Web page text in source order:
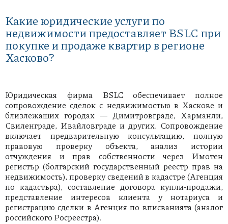
Какие юридические услуги по
недвижимости предоставляет BSLC при
покупке и продаже квартир в регионе
Хасково?
Юридическая фирма BSLC обеспечивает полное
сопровождение сделок с недвижимостью в Хаскове и
близлежащих городах — Димитровграде, Харманли,
Свиленграде, Ивайловграде и других. Сопровождение
включает предварительную консультацию, полную
правовую проверку объекта, анализ истории
отчуждения и прав собственности через Имотен
регистър (болгарский государственный реестр прав на
недвижимость), проверку сведений в кадастре (Агенция
по кадастъра), составление договора купли-продажи,
представление интересов клиента у нотариуса и
регистрацию сделки в Агенция по вписванията (аналог
российского Росреестра).